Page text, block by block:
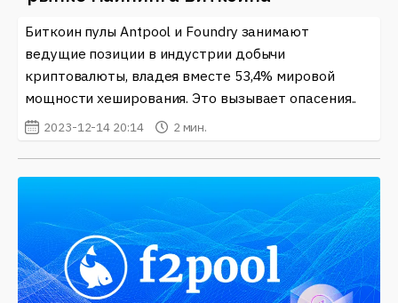
контент, чтобы у вас была возможность следить за
последними тенденциями и новыми решениями в
этой быстро развивающейся области. Если вы
хотите оставаться в курсе событий и быть на
передовых позициях в мире криптовалют, заходите
к нам чаще.
Биткоин пулы Antpool и Foundry занимают
ведущие позиции в индустрии добычи
криптовалюты, владея вместе 53,4% мировой
мощности хеширования. Это вызывает опасения..
2023-12-14 20:14 2 мин.